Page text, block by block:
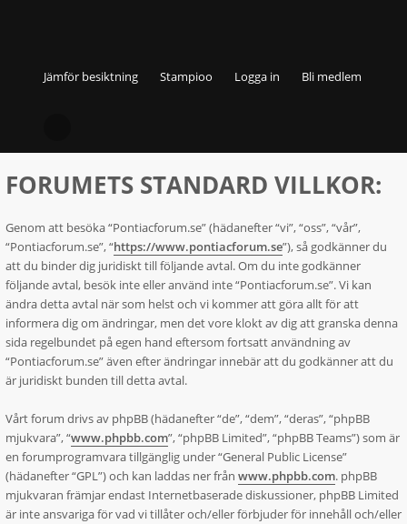
Jämför besiktning Stampioo Logga in Bli medlem
FORUMETS STANDARD VILLKOR:
Genom att besöka “Pontiacforum.se” (hädanefter “vi”, “oss”, “vår”,
“Pontiacforum.se”, “https://www.pontiacforum.se”), så godkänner du
att du binder dig juridiskt till följande avtal. Om du inte godkänner
följande avtal, besök inte eller använd inte “Pontiacforum.se”. Vi kan
ändra detta avtal när som helst och vi kommer att göra allt för att
informera dig om ändringar, men det vore klokt av dig att granska denna
sida regelbundet på egen hand eftersom fortsatt användning av
“Pontiacforum.se” även efter ändringar innebär att du godkänner att du
är juridiskt bunden till detta avtal.
Vårt forum drivs av phpBB (hädanefter “de”, “dem”, “deras”, “phpBB
mjukvara”, “www.phpbb.com”, “phpBB Limited”, “phpBB Teams”) som är
en forumprogramvara tillgänglig under “General Public License”
(hädanefter “GPL”) och kan laddas ner från www.phpbb.com. phpBB
mjukvaran främjar endast Internetbaserade diskussioner, phpBB Limited
är inte ansvariga för vad vi tillåter och/eller förbjuder för innehåll och/eller